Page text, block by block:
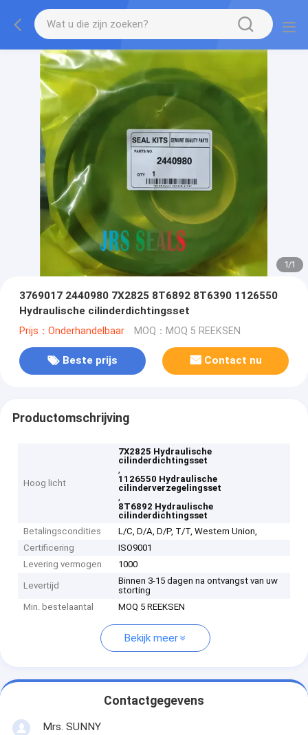
1/1
3769017 2440980 7X2825 8T6892 8T6390 1126550
Hydraulische cilinderdichtingsset
Prijs：Onderhandelbaar MOQ：MOQ 5 REEKSEN
Beste prijs Contact nu
Productomschrijving
Hoog licht
7X2825 Hydraulische
cilinderdichtingsset
,
1126550 Hydraulische
cilinderverzegelingsset
,
8T6892 Hydraulische
cilinderdichtingsset
Betalingscondities
L/C, D/A, D/P, T/T, Western Union,
Certificering
ISO9001
Levering vermogen
1000
Levertijd
Binnen 3-15 dagen na ontvangst van uw
storting
Min. bestelaantal
MOQ 5 REEKSEN
Bekijk meer
Contactgegevens
Mrs. SUNNY